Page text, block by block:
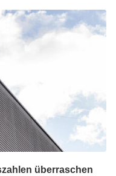
überraschen